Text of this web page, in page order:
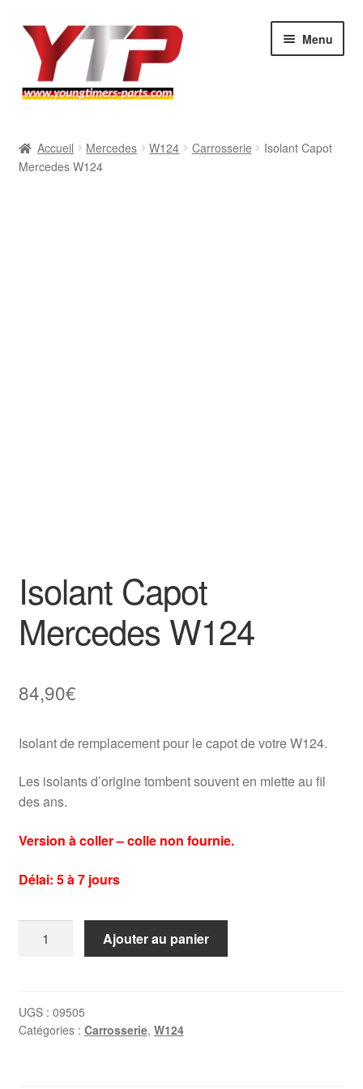
Aller
navigation
Aller
contenu
Menu
BMW
Accueil Mercedes W124 Carrosserie
Isolant Capot
Mercedes W124
Isolant Capot
Mercedes W124
84,90€
Isolant de remplacement pour le capot de votre W124.
Les isolants d’origine tombent souvent en miette au fil
des ans.
Version à coller – colle non fournie.
Délai: 5 à 7 jours
Mercedes
W124
Ajouter au panier
UGS : 09505
Catégories : Carrosserie, W124